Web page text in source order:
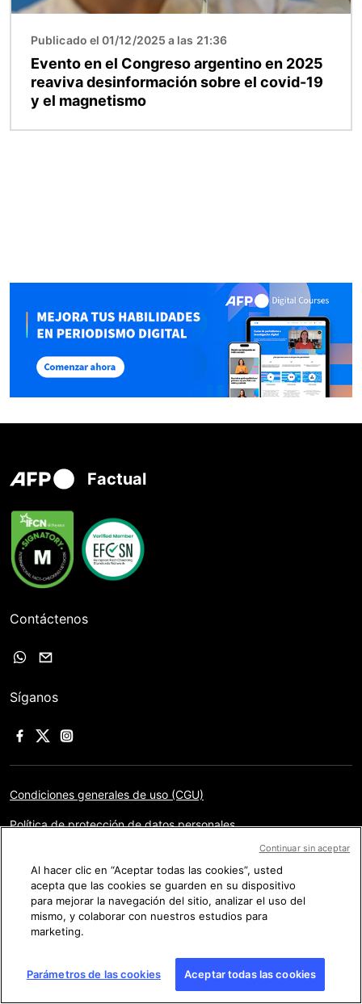
Publicado el 01/12/2025 a las 21:36
Evento en el Congreso argentino en 2025
reaviva desinformación sobre el covid-19
y el magnetismo
Factual
Contáctenos
Síganos
Condiciones generales de uso (CGU)
Política de protección de datos personales
Gestión de las cookies
Mapa del sitio
Copyright © AFP 2017-2025. Todos los derechos
reservados.Los usuarios pueden acceder a este sitio,
consultarlo y utilizar las opciones propuestas para compartir su
Al hacer clic en “Aceptar todas las cookies”, usted
acepta que las cookies se guarden en su dispositivo
para mejorar la navegación del sitio, analizar el uso del
mismo, y colaborar con nuestros estudios para
marketing.
Parámetros de las cookies Aceptar todas las cookies
Continuar sin aceptar